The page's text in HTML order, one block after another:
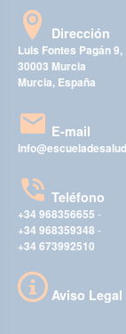
Dirección
Luis Fontes Pagán 9,
30003 Murcia
Murcia, España
E-mail
Teléfono
+34 968356655 -
+34 968359348 -
+34 673992510
Aviso Legal